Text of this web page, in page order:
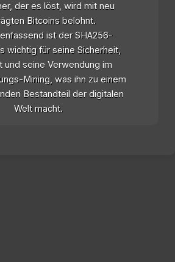
der es löst, wird mit neu
Bitcoins belohnt.
ist der SHA256-
wichtig für seine Sicherheit,
und seine Verwendung im
Mining, was ihn zu einem
Bestandteil der digitalen
Welt macht.